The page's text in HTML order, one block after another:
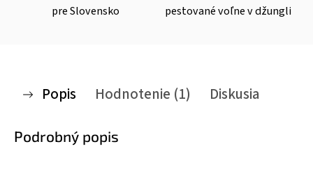
pre Slovensko pestované voľne v džungli
Popis Hodnotenie (1) Diskusia
Podrobný popis